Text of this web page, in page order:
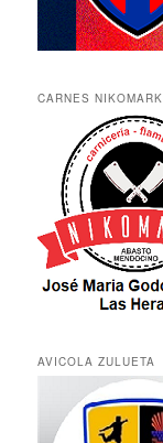
CARNES NIKOMARK
AVICOLA ZULUETA